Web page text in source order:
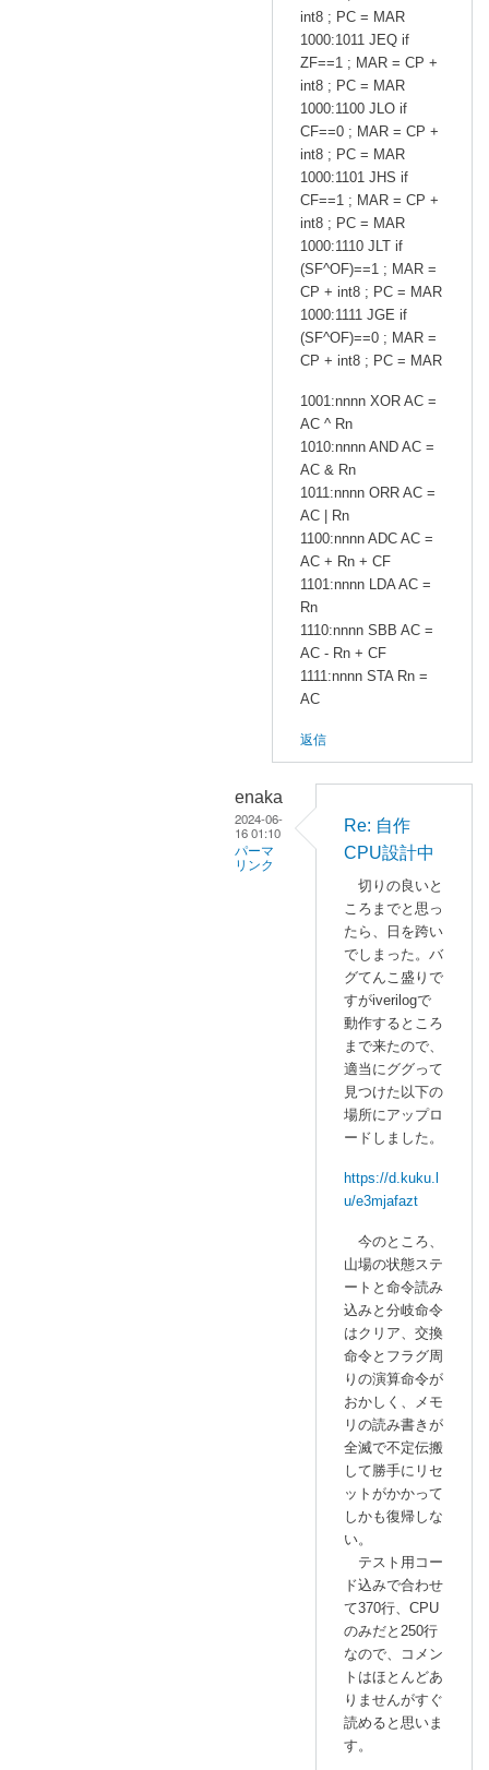
int8 ; PC = MAR
1000:1011 JEQ if
ZF==1 ; MAR = CP +
int8 ; PC = MAR
1000:1100 JLO if
CF==0 ; MAR = CP +
int8 ; PC = MAR
1000:1101 JHS if
CF==1 ; MAR = CP +
int8 ; PC = MAR
1000:1110 JLT if
(SF^OF)==1 ; MAR =
CP + int8 ; PC = MAR
1000:1111 JGE if
(SF^OF)==0 ; MAR =
CP + int8 ; PC = MAR
1001:nnnn XOR AC =
AC ^ Rn
1010:nnnn AND AC =
AC & Rn
1011:nnnn ORR AC =
AC | Rn
1100:nnnn ADC AC =
AC + Rn + CF
1101:nnnn LDA AC =
Rn
1110:nnnn SBB AC =
AC - Rn + CF
1111:nnnn STA Rn =
AC
返信
enaka
2024-06-
16 01:10
パーマ
リンク
Re: 自作
CPU設計中
切りの良いと
ころまでと思っ
たら、日を跨い
でしまった。バ
グてんこ盛りで
すがiverilogで
動作するところ
まで来たので、
適当にググって
見つけた以下の
場所にアップロ
ードしました。
https://d.kuku.l
u/e3mjafazt
今のところ、
山場の状態ステ
ートと命令読み
込みと分岐命令
はクリア、交換
命令とフラグ周
りの演算命令が
おかしく、メモ
リの読み書きが
全滅で不定伝搬
して勝手にリセ
ットがかかって
しかも復帰しな
い。
テスト用コー
ド込みで合わせ
て370行、CPU
のみだと250行
なので、コメン
トはほとんどあ
りませんがすぐ
読めると思いま
す。